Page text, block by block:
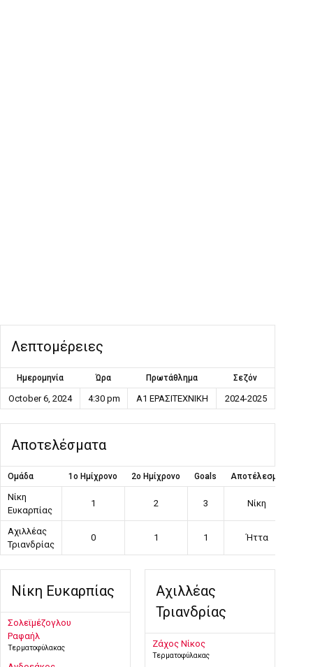
Λεπτομέρειες
Ημερομηνία Ώρα Πρωτάθλημα Σεζόν
October 6, 2024 4:30 pm Α1 ΕΡΑΣΙΤΕΧΝΙΚΗ 2024-2025
Αποτελέσματα
Ομάδα 1ο Ημίχρονο 2ο Ημίχρονο Goals Αποτέλεσμα
Νίκη
Ευκαρπίας
1 2 3 Νίκη
Αχιλλέας
Τριανδρίας
0 1 1 Ήττα
Νίκη Ευκαρπίας
Σολεϊμέζογλου
Ραφαήλ
Τερματοφύλακας
Αχιλλέας
Τριανδρίας
Ζάχος Νίκος
Τερματοφύλακας